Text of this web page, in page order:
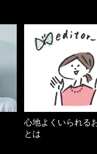
心地よくいられる
とは